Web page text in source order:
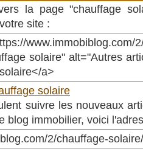
la page "chauffage
site :
2/
solaire" alt="Autres
a>
solaire
suivre les nouveaux
blog immobilier, voici
2/chauffage-